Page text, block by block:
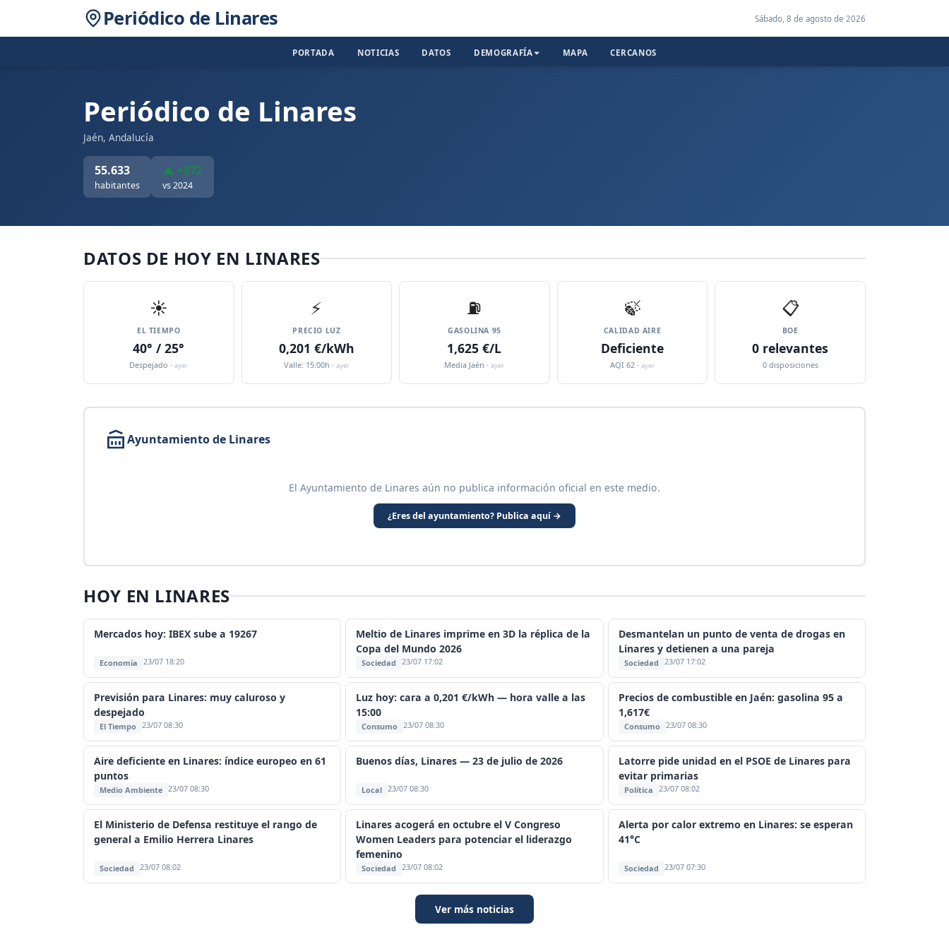
Periódico de Linares Sábado, 8 de agosto de 2026
PORTADA NOTICIAS DATOS DEMOGRAFÍA MAPA CERCANOS
Periódico de Linares
Jaén, Andalucía
55.633
habitantes
▲ +372
vs 2024
DATOS DE HOY EN LINARES
☀️
EL TIEMPO
40° / 25°
Despejado ·ayer
⚡
PRECIO LUZ
0,201 €/kWh
Valle: 15:00h · ayer
⛽️
GASOLINA 95
1,625 €/L
Media Jaén ·ayer
🍃
CALIDAD AIRE
Deficiente
AQI 62 ·ayer
📋
BOE
0 relevantes
0 disposiciones
Ayuntamiento de Linares
El Ayuntamiento de Linares aún no publica información oficial en este medio.
¿Eres del ayuntamiento? Publica aquí →
HOY EN LINARES
Mercados hoy: IBEX sube a 19267
Economía 23/07 18:20
Meltio de Linares imprime en 3D la réplica de la
Copa del Mundo 2026
Sociedad 23/07 17:02
Desmantelan un punto de venta de drogas en
Linares y detienen a una pareja
Sociedad 23/07 17:02
Previsión para Linares: muy caluroso y
despejado
El Tiempo 23/07 08:30
Luz hoy: cara a 0,201 €/kWh — hora valle a las
15:00
Consumo 23/07 08:30
Precios de combustible en Jaén: gasolina 95 a
1,617€
Consumo 23/07 08:30
Aire deficiente en Linares: índice europeo en 61
puntos
Medio Ambiente 23/07 08:30
Buenos días, Linares — 23 de julio de 2026
Local 23/07 08:30
Latorre pide unidad en el PSOE de Linares para
evitar primarias
Política 23/07 08:02
El Ministerio de Defensa restituye el rango de
general a Emilio Herrera Linares
Sociedad 23/07 08:02
Linares acogerá en octubre el V Congreso
Women Leaders para potenciar el liderazgo
femenino
Sociedad 23/07 08:02
Alerta por calor extremo en Linares: se esperan
41°C
Sociedad 23/07 07:30
Ver más noticias